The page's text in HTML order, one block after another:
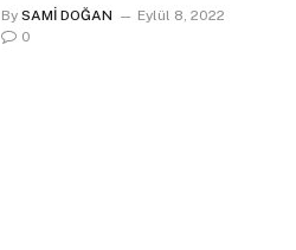
By SAMİ DOĞAN
Eylül 8, 2022
0